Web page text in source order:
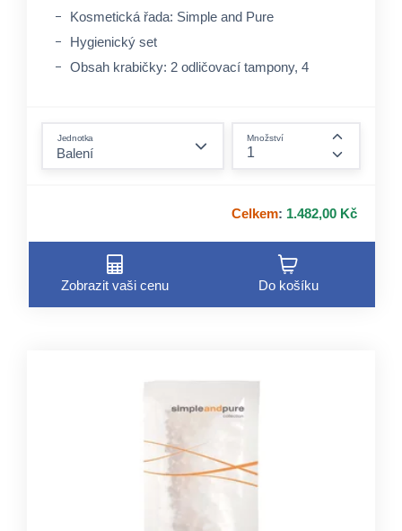
Kosmetická řada: Simple and Pure
Hygienický set
Obsah krabičky: 2 odličovací tampony, 4
Jednotka Množství
Celkem: 1.482,00 Kč
Zobrazit vaši cenu Do košíku